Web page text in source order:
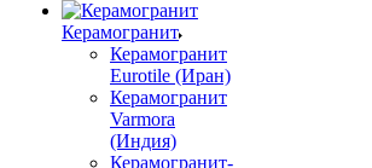
Керамогранит
Керамогранит
Eurotile (Иран)
Керамогранит
Varmora
(Индия)
Керамогранит-